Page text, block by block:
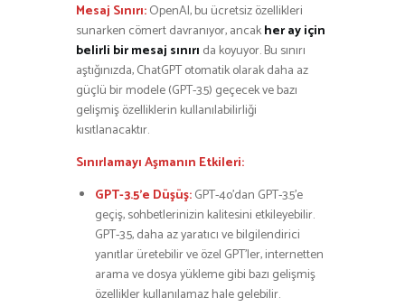
Mesaj Sınırı:OpenAI, bu ücretsiz özellikleri
sunarken cömert davranıyor, ancakher ay için
belirli bir mesaj sınırı da koyuyor. Bu sınırı
aştığınızda, ChatGPT otomatik olarak daha az
güçlü bir modele (GPT-3.5) geçecek ve bazı
gelişmiş özelliklerin kullanılabilirliği
kısıtlanacaktır.
Sınırlamayı Aşmanın Etkileri:
GPT-3.5’e Düşüş:GPT-4o’dan GPT-3.5’e
geçiş, sohbetlerinizin kalitesini etkileyebilir.
GPT-3.5, daha az yaratıcı ve bilgilendirici
yanıtlar üretebilir ve özel GPT’ler, internetten
arama ve dosya yükleme gibi bazı gelişmiş
özellikler kullanılamaz hale gelebilir.